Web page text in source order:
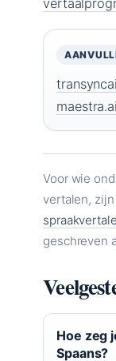
maestra.ai
Voor wie
vertalen,
geschreven
Hoe zeg
Spaans?